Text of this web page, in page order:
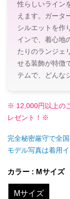
性らしいライン
えます。ガータ
シルエットを作
インで、着心地
たりのランジェ
せる装飾が特徴
テムで、どんな
※ 12,000円以上の
レゼント！※
完全秘密厳守で全国
モデル写真は着用イ
カラー : Mサイズ
Mサイズ